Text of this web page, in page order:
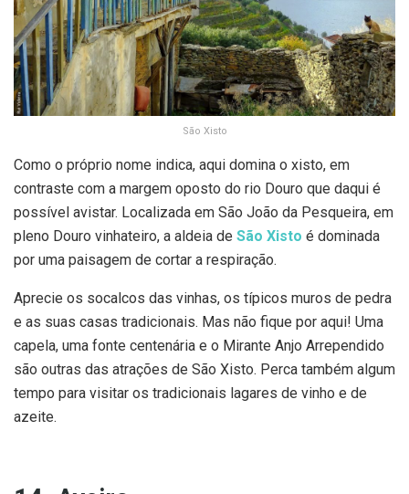
São Xisto
Como o próprio nome indica, aqui domina o xisto, em
contraste com a margem oposto do rio Douro que daqui é
possível avistar. Localizada em São João da Pesqueira, em
pleno Douro vinhateiro, a aldeia de São Xisto é dominada
por uma paisagem de cortar a respiração.
Aprecie os socalcos das vinhas, os típicos muros de pedra
e as suas casas tradicionais. Mas não fique por aqui! Uma
capela, uma fonte centenária e o Mirante Anjo Arrependido
são outras das atrações de São Xisto. Perca também algum
tempo para visitar os tradicionais lagares de vinho e de
azeite.